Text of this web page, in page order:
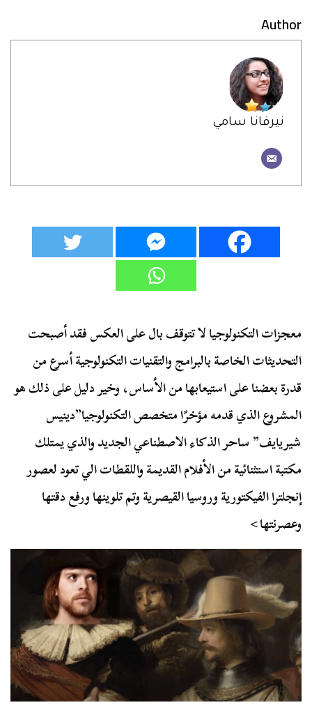
Author
نيرفانا سامي
معجزات التكنولوجيا لا تتوقف بال على العكس فقد أصبحت
التحديثات الخاصة بالبرامج والتقنيات التكنولوجية أسرع من
قدرة بعضنا على استيعابها من الأساس، وخير دليل على ذلك هو
المشروع الذي قدمه مؤخرًا متخصص التكنولوجيا”دينيس
شيريايف” ساحر الذكاء الاصطناعي الجديد والذي يمتلك
مكتبة استثنائية من الأفلام القديمة واللقطات الي تعود لعصور
إنجلترا الفيكتورية وروسيا القيصرية وتم تلوينها ورفع دقتها
وعصرنتها>